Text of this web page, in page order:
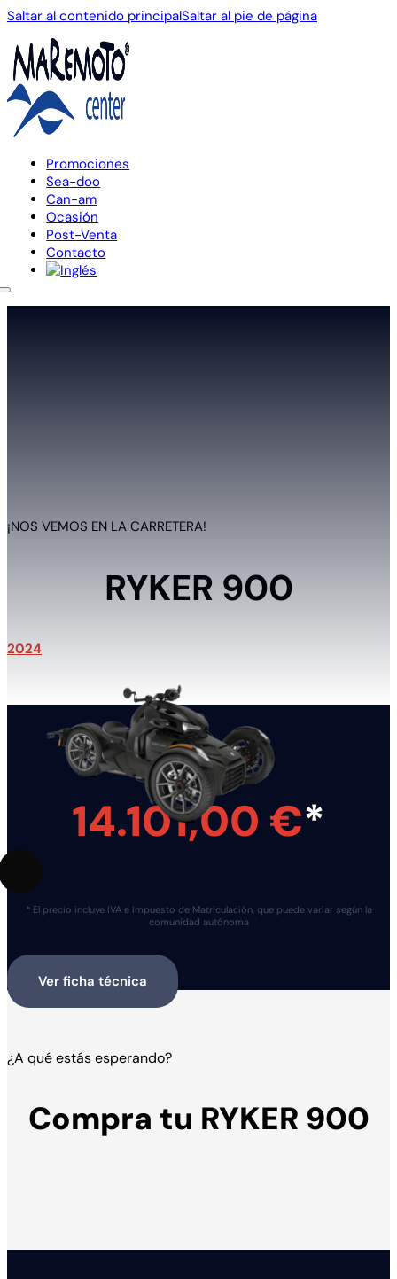
Saltar al contenido principalSaltar al pie de página
Promociones
Sea-doo
Can-am
Ocasión
Post-Venta
Contacto
¡NOS VEMOS EN LA CARRETERA!
RYKER 900
2024
14.101,00 €*
* El precio incluye IVA e Impuesto de Matriculación, que puede variar según la
comunidad autónoma
Ver ficha técnica
¿A qué estás esperando?
Compra tu RYKER 900